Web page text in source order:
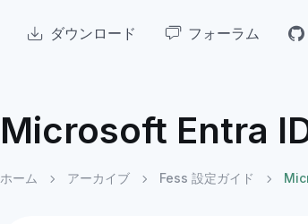
ダウンロード フォーラム
Microsoft Entra
ホーム アーカイブ Fess 設定ガイド